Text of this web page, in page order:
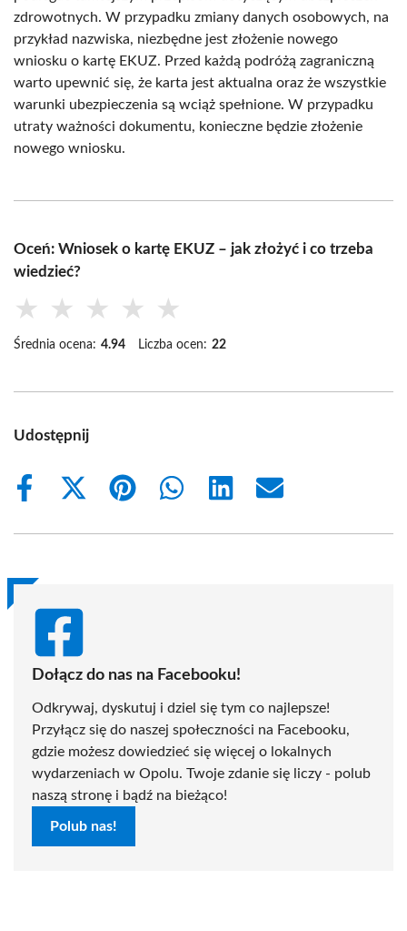
zdrowotnych. W przypadku zmiany danych osobowych, na
przykład nazwiska, niezbędne jest złożenie nowego
wniosku o kartę EKUZ. Przed każdą podróżą zagraniczną
warto upewnić się, że karta jest aktualna oraz że wszystkie
warunki ubezpieczenia są wciąż spełnione. W przypadku
utraty ważności dokumentu, konieczne będzie złożenie
nowego wniosku.
Oceń: Wniosek o kartę EKUZ – jak złożyć i co trzeba
wiedzieć?
★ ★ ★ ★ ★
Średnia ocena: 4.94 Liczba ocen: 22
Udostępnij
Share
Share
(Twitter)
Share
Share
Share
Share
Dołącz do nas na Facebooku!
Odkrywaj, dyskutuj i dziel się tym co najlepsze!
Przyłącz się do naszej społeczności na Facebooku,
gdzie możesz dowiedzieć się więcej o lokalnych
wydarzeniach w Opolu. Twoje zdanie się liczy - polub
naszą stronę i bądź na bieżąco!
Polub nas!